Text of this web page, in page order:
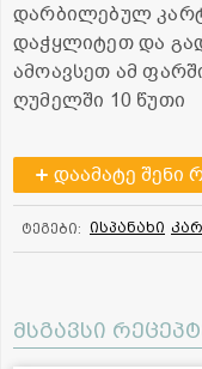
დარბილებულ
დაჭყლიტეთ და
ამოავსეთ ამ
ღუმელში 10 წუთი
დაამატე შენი
ტეგები: ისპანახი
მსგავსი